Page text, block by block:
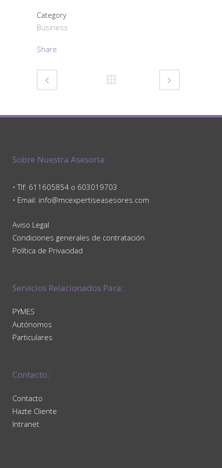
Category
Business
Share
Sobre Nuestra Asesoría:
• Tlf: 611605854 o 603019703
• Email: info@mcexpertiseasesores.com
Aviso Legal
Condiciones generales de contratación
Política de Privacidad
Servicios Relacionados Para:
PYMES
Autónomos
Particulares
Contacto:
Contacto
Hazte Cliente
Intranet